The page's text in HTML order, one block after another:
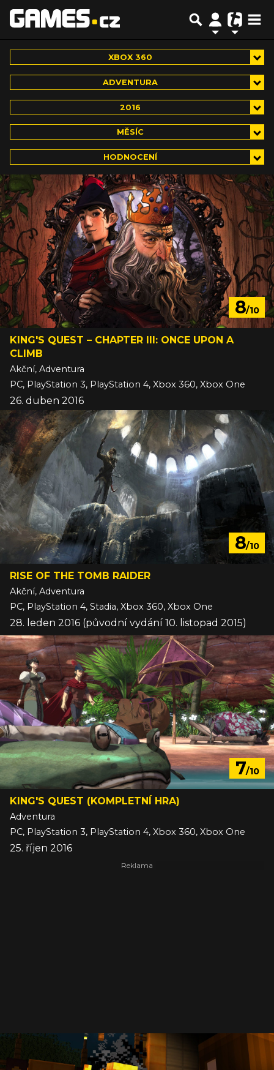
XBOX 360
ADVENTURA
2016
MĚSÍC
HODNOCENÍ
8/10
KING'S QUEST – CHAPTER III: ONCE UPON A
CLIMB
Akční, Adventura
PC, PlayStation 3, PlayStation 4, Xbox 360, Xbox One
26. duben 2016
8/10
RISE OF THE TOMB RAIDER
Akční, Adventura
PC, PlayStation 4, Stadia, Xbox 360, Xbox One
28. leden 2016 (původní vydání 10. listopad 2015)
7/10
KING'S QUEST (KOMPLETNÍ HRA)
Adventura
PC, PlayStation 3, PlayStation 4, Xbox 360, Xbox One
25. říjen 2016